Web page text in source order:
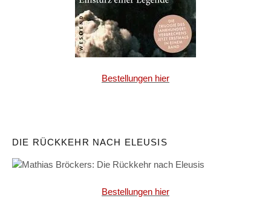
Bestellungen hier
DIE RÜCKKEHR NACH ELEUSIS
Bestellungen hier